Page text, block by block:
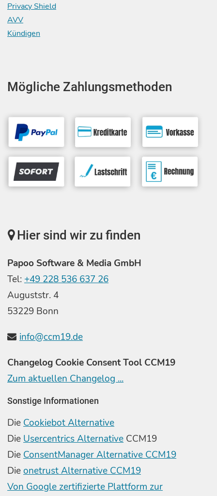
Privacy Shield
AVV
Kündigen
Mögliche Zahlungsmethoden
Hier sind wir zu finden
Papoo Software & Media GmbH
Tel: +49 228 536 637 26
Auguststr. 4
53229 Bonn
info@ccm19.de
Changelog Cookie Consent Tool CCM19
Zum aktuellen Changelog ...
Sonstige Informationen
DieCookiebot Alternative
DieUsercentrics Alternative CCM19
DieConsentManager Alternative CCM19
Dieonetrust Alternative CCM19
Von Google zertifizierte Plattform zur